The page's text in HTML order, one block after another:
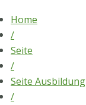
to
content
Home
/
Seite
/
Seite Ausbildung
/